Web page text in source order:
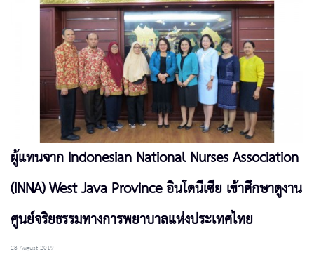
ผู้แทนจาก Indonesian National Nurses Association
(INNA) West Java Province อินโดนีเซีย เข้าศึกษาดูงาน
ศูนย์จริยธรรมทางการพยาบาลแห่งประเทศไทย
28 August 2019